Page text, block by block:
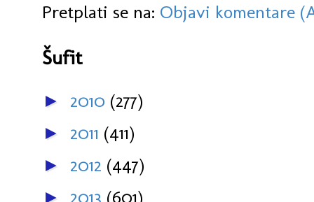
Pretplati se na: Objavi komentare
Šufit
► 2010 (277)
► 2011 (411)
► 2012 (447)
► 2013 (601)